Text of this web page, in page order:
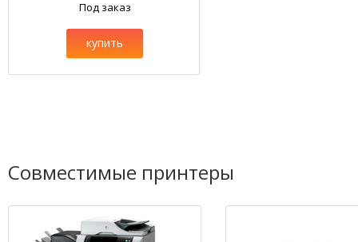
Под заказ
купить
Совместимые принтеры